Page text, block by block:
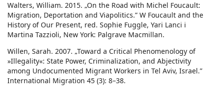
Walters, William. 2015. „On the Road with Michel Foucault:
Migration, Deportation and Viapolitics.” W Foucault and the
History of Our Present, red. Sophie Fuggle, Yari Lanci i
Martina Tazzioli, New York: Palgrave Macmillan.
Willen, Sarah. 2007. „Toward a Critical Phenomenology of
»Illegality«: State Power, Criminalization, and Abjectivity
among Undocumented Migrant Workers in Tel Aviv, Israel.”
International Migration 45 (3): 8–38.